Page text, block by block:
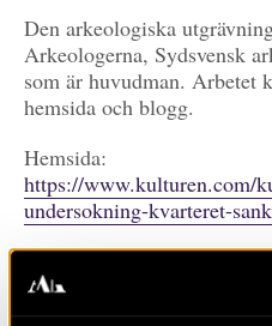
Den arkeologiska
Arkeologerna, Sydsvensk
som är huvudman. Arbetet
hemsida och blogg.
Hemsida:
https://www.kulturen.com/
undersokning-kvarteret-
Blogg:
https://www.kulturen.com/
undersokningar/kvarteret-